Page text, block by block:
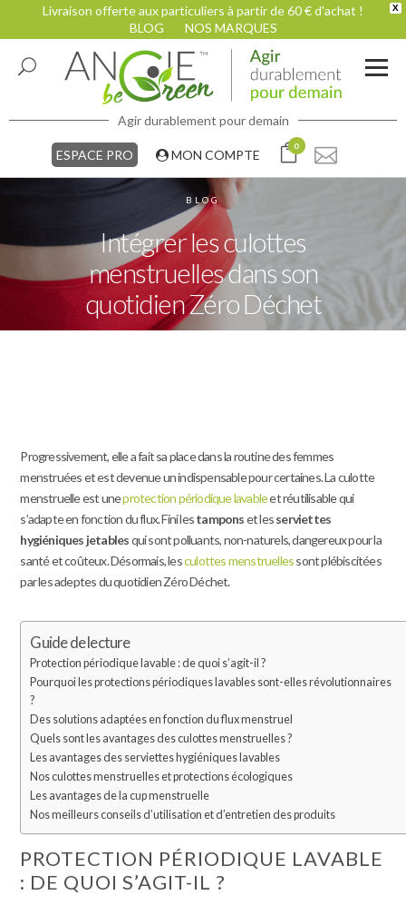
X
Livraison offerte aux particuliers à partir de 60 € d'achat !
BLOG
NOS MARQUES
Agir durablement pour demain
ESPACE PRO MON COMPTE
0
BLOG
Intégrer les culottes
menstruelles dans son
quotidien Zéro Déchet
Progressivement, elle a fait sa place dans la routine des femmes
menstruées et est devenue un indispensable pour certaines. La culotte
menstruelle est uneprotection périodique lavableet réutilisable qui
s’adapte en fonction du flux. Fini lestamponset lesserviettes
hygiéniques jetablesqui sont polluants, non-naturels, dangereux pour la
santé et coûteux. Désormais, lesculottes menstruellessont plébiscitées
par les adeptes du quotidien Zéro Déchet.
Guide de lecture
Protection périodique lavable : de quoi s’agit-il ?
Pourquoi les protections périodiques lavables sont-elles révolutionnaires
?
Des solutions adaptées en fonction du flux menstruel
Quels sont les avantages des culottes menstruelles ?
Les avantages des serviettes hygiéniques lavables
Nos culottes menstruelles et protections écologiques
Les avantages de la cup menstruelle
Nos meilleurs conseils d’utilisation et d’entretien des produits
PROTECTION PÉRIODIQUE LAVABLE
: DE QUOI S’AGIT-IL ?